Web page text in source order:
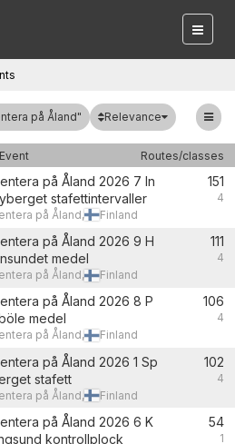
på Åland" Relevance
Event
Routes/classes
på Åland 2026 7 In
stafettintervaller
på Åland, Finland
151
4
på Åland 2026 9 H
medel
på Åland, Finland
111
4
på Åland 2026 8 P
medel
på Åland, Finland
106
4
på Åland 2026 1 Sp
stafett
på Åland, Finland
102
4
på Åland 2026 6 K
kontrollplock
54
1